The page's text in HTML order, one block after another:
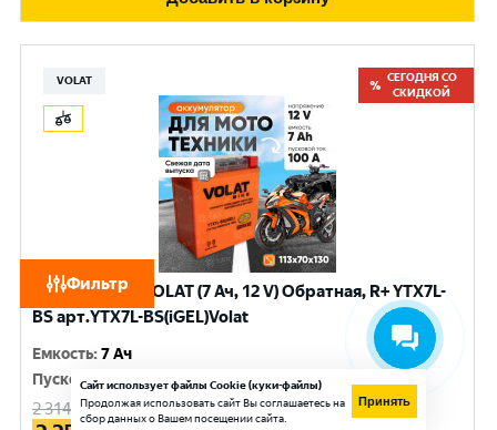
Фильтр
VOLAT
СЕГОДНЯ СО
СКИДКОЙ
Аккумулятор VOLAT (7 Ач, 12 V) Обратная, R+ YTX7L-
BS арт.YTX7L-BS(iGEL)Volat
Емкость:7 Ач
Пусковой ток: 100 A
2 314 руб.
Сайт использует файлы Cookie (куки-файлы)
Продолжая использовать сайт Вы соглашаетесь на
сбор данных о Вашем посещении сайта.
Принять